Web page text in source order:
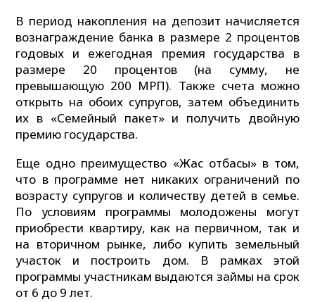
В период накопления на депозит начисляется
вознаграждение банка в размере 2 процентов
годовых и ежегодная премия государства в
размере 20 процентов (на сумму, не
превышающую 200 МРП). Также счета можно
открыть на обоих супругов, затем объединить
их в «Семейный пакет» и получить двойную
премию государства.
Еще одно преимущество «Жас отбасы» в том,
что в программе нет никаких ограничений по
возрасту супругов и количеству детей в семье.
По условиям программы молодожены могут
приобрести квартиру, как на первичном, так и
на вторичном рынке, либо купить земельный
участок и построить дом. В рамках этой
программы участникам выдаются займы на срок
от 6 до 9 лет.